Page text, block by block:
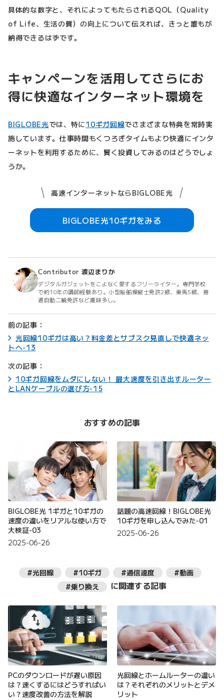
具体的な数字と、それによってもたらされるQOL（Quality
of Life、生活の質）の向上について伝えれば、きっと誰もが
納得できるはずです。
キャンペーンを活用してさらにお
得に快適なインターネット環境を
BIGLOBE光では、特に10ギガ回線でさまざまな特典を常時実
施しています。仕事時間もくつろぎタイムもより快適にインタ
ーネットを利用するために、賢く投資してみるのはどうでしょ
うか。
高速インターネットならBIGLOBE光
BIGLOBE光10ギガをみる
Contributor 渡辺まりか
デジタルガジェットをこよなく愛するフリーライター。専門学校
で約10年の講師経験あり。小型船舶操縦士免許2級、乗馬5級、普
通自動二輪免許など趣味多し。
前の記事：
光回線10ギガは高い？料金差とサブスク見直しで快適ネッ
トへ-13
次の記事：
10ギガ回線をムダにしない！ 最大速度を引き出すルーター
とLANケーブルの選び方-15
おすすめの記事
BIGLOBE光 1ギガと10ギガの
速度の違いをリアルな使い方で
大検証-03
2025-06-26
話題の高速回線！BIGLOBE光
10ギガを申し込んでみた-01
2025-06-26
#光回線 #10ギガ #通信速度
#動画
#乗り換え
に関連する記事
PCのダウンロードが遅い原因
は？速くするにはどうすればい
い？速度改善の方法を解説
光回線とホームルーターの違い
は？それぞれのメリットとデメ
リット